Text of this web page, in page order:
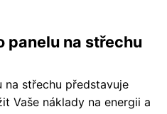
panelu na střechu
na střechu představuje
Vaše náklady na energii a